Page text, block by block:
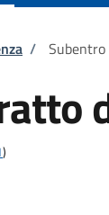
/
)